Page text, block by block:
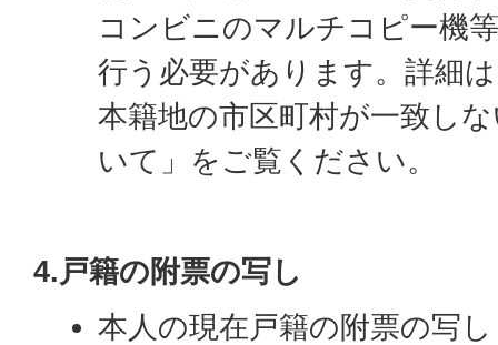
コンビニのマルチコピー機
行う必要があります。詳細
本籍地の市区町村が一致し
いて」をご覧ください。
4.戸籍の附票の写し
本人の現在戸籍の附票の写